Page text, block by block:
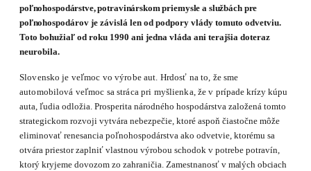
poľnohospodárstve, potravinárskom priemysle a službách pre
poľnohos­podárov je závislá len od podpory vlády tomuto odvetviu.
Toto bohužiaľ od roku 1990 ani jedna vláda ani terajšia doteraz
neurobila.
Slovensko je veľmoc vo výrobe aut. Hrdosť na to, že sme
automobilová veľmoc sa stráca pri myšlienka, že v prípade krízy kúpu
auta, ľudia odložia. Prosperita národného hospodárstva založená tomto
strategickom rozvoji vytvára nebezpečie, ktoré aspoň čiastočne môže
elimino­vať renesancia poľnohospodárstva ako odvetvie, ktorému sa
otvára priestor zaplniť vlastnou výrobou schodok v potrebe potravín,
ktorý kryjeme dovozom zo zahraničia. Zamestnanosť v malých obciach